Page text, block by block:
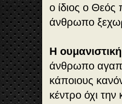
ο ίδιος ο
άνθρωπο
Η
άνθρωπο
κάποιους
κέντρο όχι